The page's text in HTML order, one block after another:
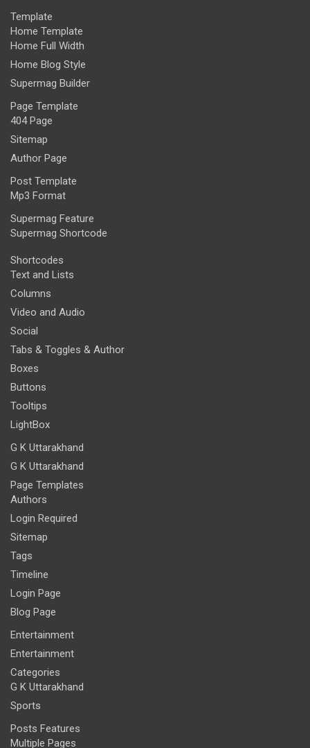
Template
Home Template
Home Full Width
Home Blog Style
Supermag Builder
Page Template
404 Page
Sitemap
Author Page
Post Template
Mp3 Format
Supermag Feature
Supermag Shortcode
Shortcodes
Text and Lists
Columns
Video and Audio
Social
Tabs & Toggles & Author
Boxes
Buttons
Tooltips
LightBox
G K Uttarakhand
G K Uttarakhand
Page Templates
Authors
Login Required
Sitemap
Tags
Timeline
Login Page
Blog Page
Entertainment
Entertainment
Categories
G K Uttarakhand
Sports
Posts Features
Multiple Pages